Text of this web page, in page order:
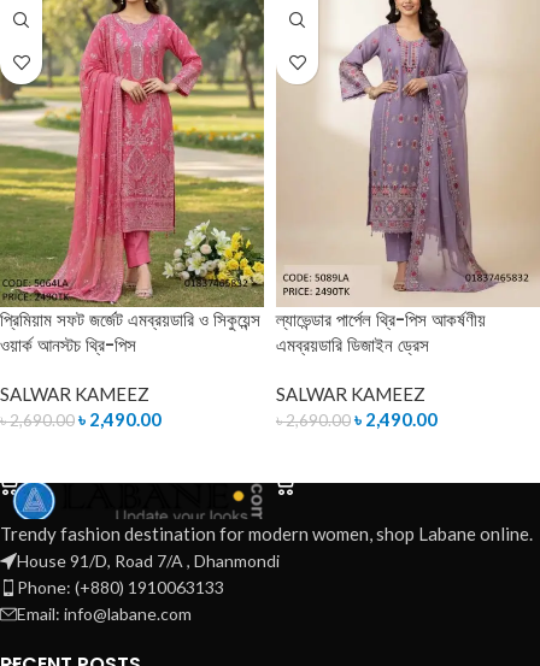
প্রিমিয়াম সফট জর্জেট এমব্রয়ডারি ও সিকুয়েন্স
ওয়ার্ক আনস্টচ থ্রি-পিস
SALWAR KAMEEZ
৳2,690.00৳ 2,490.00
ল্যাভেন্ডার পার্পেল থ্রি-পিস আকর্ষণীয়
এমব্রয়ডারি ডিজাইন ড্রেস
SALWAR KAMEEZ
৳2,690.00৳ 2,490.00
Trendy fashion destination for modern women, shop Labane online.
House 91/D, Road 7/A , Dhanmondi
Phone: (+880) 1910063133
Email: info@labane.com